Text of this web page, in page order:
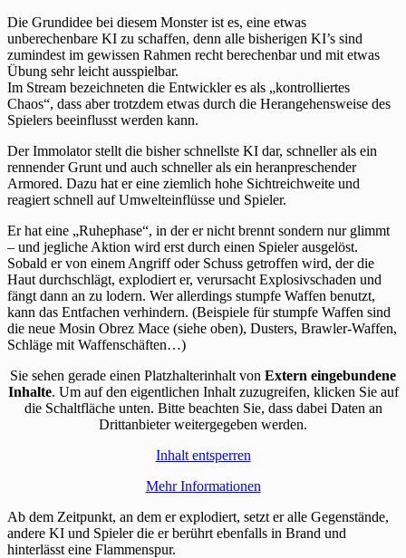
Die Grundidee bei diesem Monster ist es, eine etwas
unberechenbare KI zu schaffen, denn alle bisherigen KI’s sind
zumindest im gewissen Rahmen recht berechenbar und mit etwas
Übung sehr leicht ausspielbar.
Im Stream bezeichneten die Entwickler es als „kontrolliertes
Chaos“, dass aber trotzdem etwas durch die Herangehensweise des
Spielers beeinflusst werden kann.
Der Immolator stellt die bisher schnellste KI dar, schneller als ein
rennender Grunt und auch schneller als ein heranpreschender
Armored. Dazu hat er eine ziemlich hohe Sichtreichweite und
reagiert schnell auf Umwelteinflüsse und Spieler.
Er hat eine „Ruhephase“, in der er nicht brennt sondern nur glimmt
– und jegliche Aktion wird erst durch einen Spieler ausgelöst.
Sobald er von einem Angriff oder Schuss getroffen wird, der die
Haut durchschlägt, explodiert er, verursacht Explosivschaden und
fängt dann an zu lodern. Wer allerdings stumpfe Waffen benutzt,
kann das Entfachen verhindern. (Beispiele für stumpfe Waffen sind
die neue Mosin Obrez Mace (siehe oben), Dusters, Brawler-Waffen,
Schläge mit Waffenschäften…)
Sie sehen gerade einen Platzhalterinhalt von Extern eingebundene
Inhalte. Um auf den eigentlichen Inhalt zuzugreifen, klicken Sie auf
die Schaltfläche unten. Bitte beachten Sie, dass dabei Daten an
Drittanbieter weitergegeben werden.
Inhalt entsperren
Mehr Informationen
Ab dem Zeitpunkt, an dem er explodiert, setzt er alle Gegenstände,
andere KI und Spieler die er berührt ebenfalls in Brand und
hinterlässt eine Flammenspur.